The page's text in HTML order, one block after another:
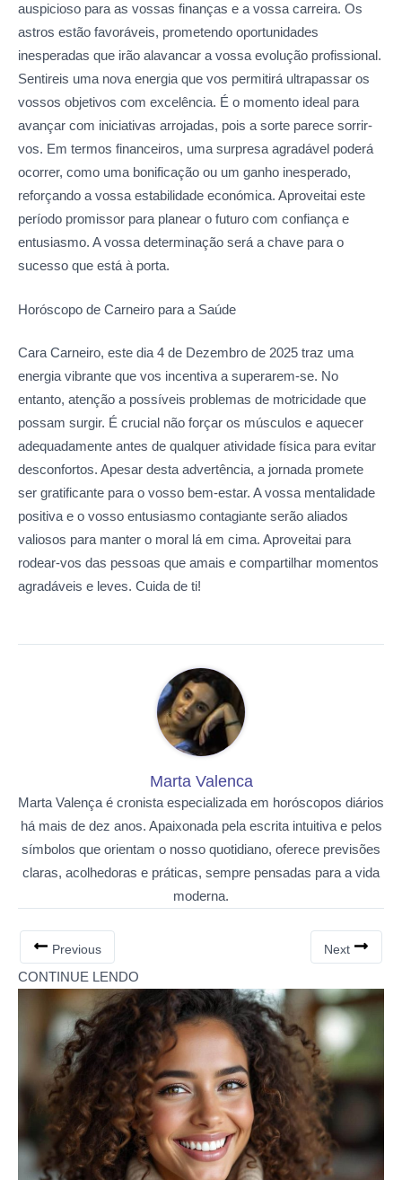
auspicioso para as vossas finanças e a vossa carreira. Os
astros estão favoráveis, prometendo oportunidades
inesperadas que irão alavancar a vossa evolução profissional.
Sentireis uma nova energia que vos permitirá ultrapassar os
vossos objetivos com excelência. É o momento ideal para
avançar com iniciativas arrojadas, pois a sorte parece sorrir-
vos. Em termos financeiros, uma surpresa agradável poderá
ocorrer, como uma bonificação ou um ganho inesperado,
reforçando a vossa estabilidade económica. Aproveitai este
período promissor para planear o futuro com confiança e
entusiasmo. A vossa determinação será a chave para o
sucesso que está à porta.
Horóscopo de Carneiro paraa Saúde
Cara Carneiro, este dia 4 de Dezembro de 2025 traz uma
energia vibrante que vos incentiva a superarem-se. No
entanto, atenção a possíveis problemas de motricidade que
possam surgir. É crucial não forçar os músculos e aquecer
adequadamente antes de qualquer atividade física para evitar
desconfortos. Apesar desta advertência, a jornada promete
ser gratificante para o vosso bem-estar. A vossa mentalidade
positiva e o vosso entusiasmo contagiante serão aliados
valiosos para manter o moral lá em cima. Aproveitai para
rodear-vos das pessoas que amais e compartilhar momentos
agradáveis e leves. Cuida de ti!
Marta Valenca
Marta Valença é cronista especializada em horóscopos diários
há mais de dez anos. Apaixonada pela escrita intuitiva e pelos
símbolos que orientam o nosso quotidiano, oferece previsões
claras, acolhedoras e práticas, sempre pensadas para a vida
moderna.
Previous
Next
CONTINUE LENDO